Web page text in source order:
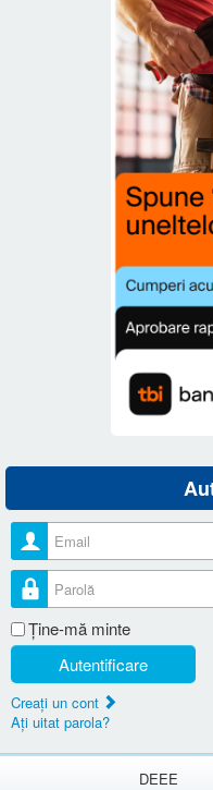
Nume utilizator
Parolă
Ţine-mă minte
Autentificare
Creaţi un cont
Aţi uitat parola?
DEEE